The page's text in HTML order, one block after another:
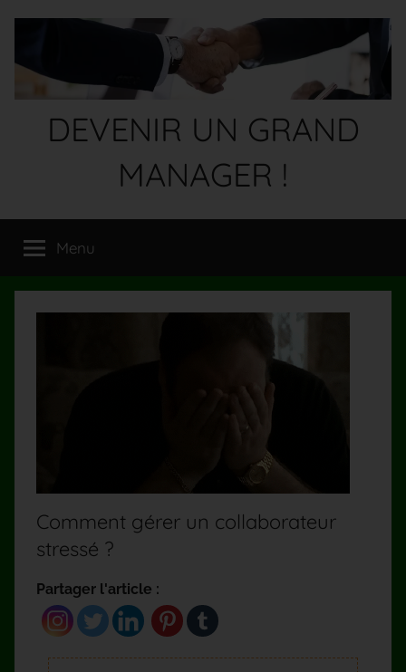
contenu
DEVENIR UN GRAND
MANAGER !
GRAND
!
Menu
Comment gérer un collaborateur
stressé ?
Partager l'article :